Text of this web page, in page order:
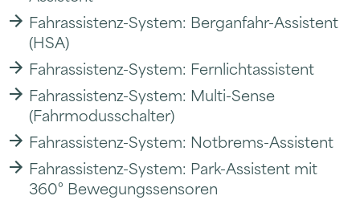
Fahrassistenz-System: Berganfahr-Assistent
(HSA)
Fahrassistenz-System: Fernlichtassistent
Fahrassistenz-System: Multi-Sense
(Fahrmodusschalter)
Fahrassistenz-System: Notbrems-Assistent
Fahrassistenz-System: Park-Assistent mit
360° Bewegungssensoren